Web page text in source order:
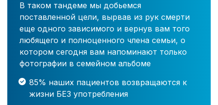
В таком тандеме мы добьемся
поставленной цели, вырвав из рук смерти
еще одного зависимого и вернув вам того
любящего и полноценного члена семьи, о
котором сегодня вам напоминают только
фотографии в семейном альбоме
85% наших пациентов возвращаются к
жизни БЕЗ употребления